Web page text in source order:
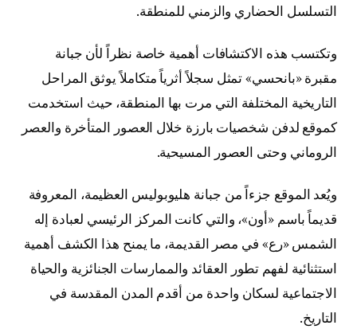
التسلسل الحضاري والزمني للمنطقة.
وتكتسب هذه الاكتشافات أهمية خاصة نظراً لأن جبانة
مقبرة «بانحسي» تمثل سجلاً أثرياً متكاملاً يوثق المراحل
التاريخية المختلفة التي مرت بها المنطقة، حيث استخدمت
كموقع لدفن شخصيات بارزة خلال العصور المتأخرة والعصر
الروماني وحتى العصور المسيحية.
ويُعد الموقع جزءاً من جبانة هليوبوليس العظيمة، المعروفة
قديماً باسم «أون»، والتي كانت المركز الرئيسي لعبادة إله
الشمس «رع» في مصر القديمة، ما يمنح هذا الكشف أهمية
استثنائية لفهم تطور العقائد والممارسات الجنائزية والحياة
الاجتماعية لسكان واحدة من أقدم المدن المقدسة في
التاريخ.